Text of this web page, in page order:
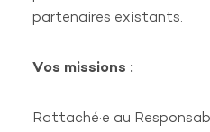
partenaires existants.
Vos missions :
Rattaché·e au
À propos de Karpos
Actualités
Offres d’emplois